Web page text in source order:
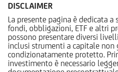
DISCLAIMER
La presente pagina è dedicata
fondi, obbligazioni, ETF e altri
possono presentare diversi
inclusi strumenti a capitale non
condizionatamente protetto.
investimento è necessario